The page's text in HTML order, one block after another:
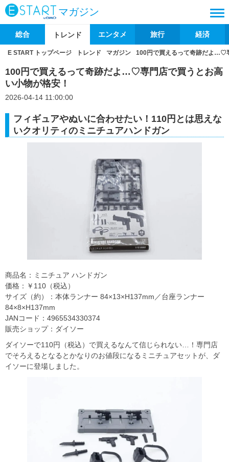
マガジン
総合 トレンド エンタメ 旅行 経済
E START トップページ トレンド マガジン 100円で買えるって奇跡だよ…♡
100円で買えるって奇跡だよ…♡専門店で買うとお高
い小物が格安！
2026-04-14 11:00:00
フィギュアやぬいに合わせたい！110円とは思えな
いクオリティのミニチュアハンドガン
商品名：ミニチュア ハンドガン
価格：￥110（税込）
サイズ（約）：本体ランナー 84×13×H137mm／台座ランナー
84×8×H137mm
JANコード：4965534330374
販売ショップ：ダイソー
ダイソーで110円（税込）で買えるなんて信じられない…！専門店
でそろえるとなるとかなりのお値段になるミニチュアセットが、ダ
イソーに登場しました。